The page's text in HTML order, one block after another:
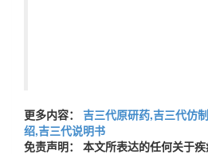
更多内容：
吉三代原研药,吉三代仿
绍,吉三代说明书
免责声明： 本文所表达的任何关于